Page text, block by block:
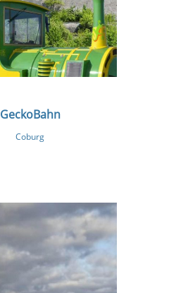
GeckoBahn
Coburg